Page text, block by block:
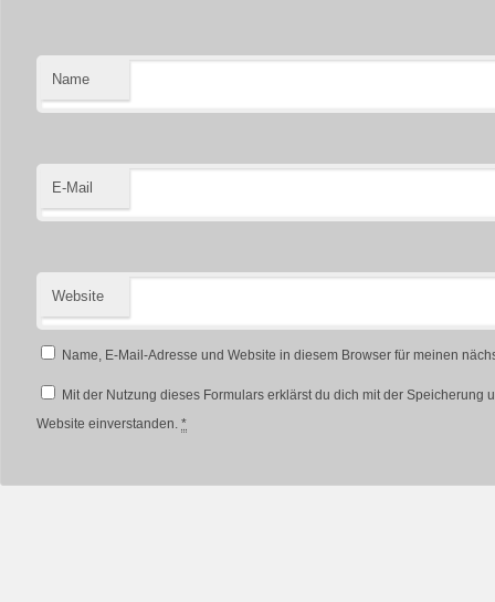
Name
E-Mail
Website
Name, E-Mail-Adresse und Website in diesem Browser für meinen
Mit der Nutzung dieses Formulars erklärst du dich mit der Speicherung
Website einverstanden. *